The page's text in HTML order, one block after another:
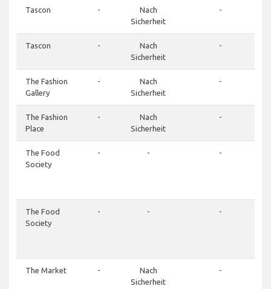
Tascon -
Nach
Sicherheit
-
Tascon -
Nach
Sicherheit
-
The Fashion
Gallery
-
Nach
Sicherheit
-
The Fashion
Place
-
Nach
Sicherheit
-
The Food
Society
- - -
The Food
Society
- - -
The Market -
Nach
Sicherheit
-